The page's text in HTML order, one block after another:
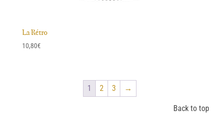
La Rétro
10,80€
1 2 3 →
Back to top